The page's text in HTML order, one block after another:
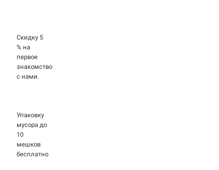
Скидку 5
% на
первое
знакомство
с нами.
Упаковку
мусора до
10
мешков
бесплатно